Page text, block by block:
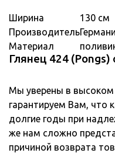
Ширина
130 см
Производитель
Материал
Глянец 424
Мы уверены в высоком
гарантируем Вам, что
долгие годы при
же нам сложно
причиной возврата